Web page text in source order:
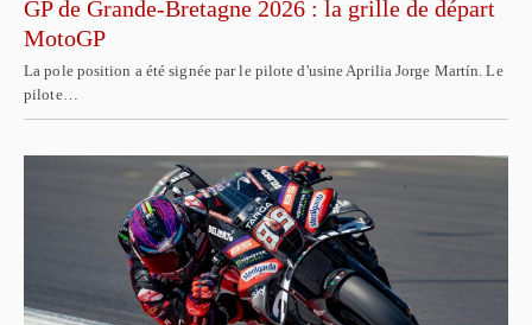
GP de Grande-Bretagne 2026 : la grille de départ
MotoGP
La pole position a été signée par le pilote d'usine Aprilia Jorge Martín. Le
pilote…